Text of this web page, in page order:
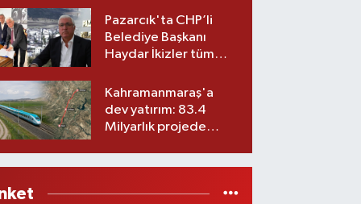
görev değişikliği!
Pazarcık'ta CHP’li
Belediye Başkanı
Haydar İkizler tüm
yeni partisi
Kahramanmaraş'a
dev yatırım: 83.4
Milyarlık projede